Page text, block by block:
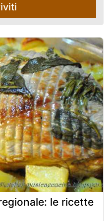
le ricette